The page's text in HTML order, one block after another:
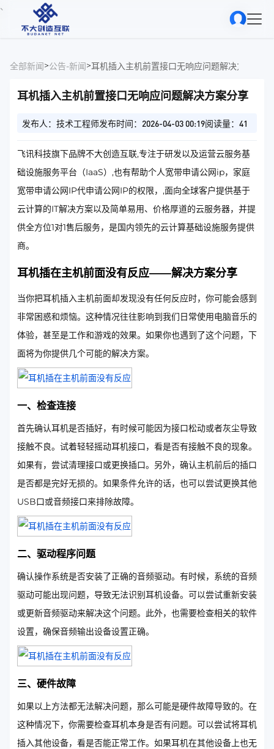
、
全部新闻>公告-新闻>耳机插入主机前置接口无响应问题解决方案分享
耳机插入主机前置接口无响应问题解决方案分享
发布人：技术工程师发布时间：2026-04-03 00:19阅读量：41
飞讯科技旗下品牌不大创造互联,专注于研发以及运营云服务基
础设施服务平台（IaaS）,也有帮助个人宽带申请公网ip，家庭
宽带申请公网IP代申请公网IP的权限，,面向全球客户提供基于
云计算的IT解决方案以及简单易用、价格厚道的云服务器，并提
供全方位1对1售后服务，是国内领先的云计算基础设施服务提供
商。
耳机插在主机前面没有反应——解决方案分享
当你把耳机插入主机前面却发现没有任何反应时，你可能会感到
非常困惑和烦恼。这种情况往往影响到我们日常使用电脑音乐的
体验，甚至是工作和游戏的效果。如果你也遇到了这个问题，下
面将为你提供几个可能的解决方案。
一、检查连接
首先确认耳机是否插好，有时候可能因为接口松动或者灰尘导致
接触不良。试着轻轻摇动耳机接口，看是否有接触不良的现象。
如果有，尝试清理接口或更换插口。另外，确认主机前后的插口
是否都是完好无损的。如果条件允许的话，也可以尝试更换其他
USB口或音频接口来排除故障。
二、驱动程序问题
确认操作系统是否安装了正确的音频驱动。有时候，系统的音频
驱动可能出现问题，导致无法识别耳机设备。可以尝试重新安装
或更新音频驱动来解决这个问题。此外，也需要检查相关的软件
设置，确保音频输出设备设置正确。
三、硬件故障
如果以上方法都无法解决问题，那么可能是硬件故障导致的。在
这种情况下，你需要检查耳机本身是否有问题。可以尝试将耳机
插入其他设备，看是否能正常工作。如果耳机在其他设备上也无